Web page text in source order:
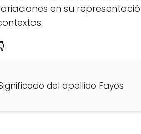
en su
del apellido Fayos